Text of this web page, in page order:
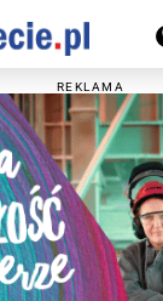
REKLAMA